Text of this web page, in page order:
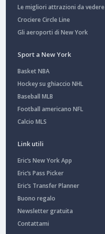
Le migliori attrazioni da vedere
Crociere Circle Line
Gli aeroporti di New York
Sport a New York
Basket NBA
Hockey su ghiaccio NHL
Baseball MLB
Football americano NFL
Calcio MLS
Link utili
Eric’s New York App
Eric’s Pass Picker
Eric’s Transfer Planner
Buono regalo
Newsletter gratuita
Contattami